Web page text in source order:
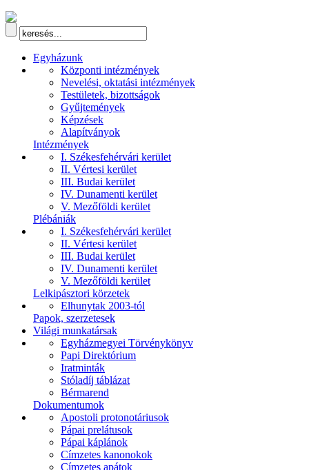
Egyházunk
Központi intézmények
Nevelési, oktatási intézmények
Testületek, bizottságok
Gyűjtemények
Képzések
Alapítványok
Intézmények
I. Székesfehérvári kerület
II. Vértesi kerület
III. Budai kerület
IV. Dunamenti kerület
V. Mezőföldi kerület
Plébániák
I. Székesfehérvári kerület
II. Vértesi kerület
III. Budai kerület
IV. Dunamenti kerület
V. Mezőföldi kerület
Lelkipásztori körzetek
Elhunytak 2003-tól
Papok, szerzetesek
Világi munkatársak
Egyházmegyei Törvénykönyv
Papi Direktórium
Iratminták
Stóladíj táblázat
Bérmarend
Dokumentumok
Apostoli protonotáriusok
Pápai prelátusok
Pápai káplánok
Címzetes kanonokok
Címzetes apátok